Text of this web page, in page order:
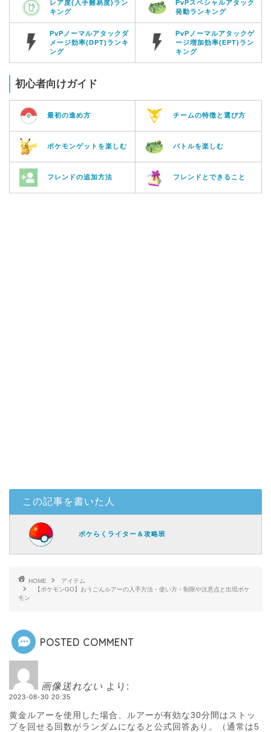
レア度(入手難易度)ラン
キング
PvPスペシャルアタック
発動ランキング
PvPノーマルアタックダ
メージ効率(DPT)ランキ
ング
PvPノーマルアタックゲ
ージ増加効率(EPT)ラン
キング
初心者向けガイド
最初の進め方 チームの特徴と選び方
ポケモンゲットを楽しむ バトルを楽しむ
フレンドの追加方法 フレンドとできること
この記事を書いた人
ポケらくライター＆攻略班
HOME
アイテム
【ポケモンGO】おうごんルアーの入手方法・使い方・制限や注意点と出現ポケ
モン
POSTED COMMENT
画像送れない より:
2023-08-30 20:35
黄金ルアーを使用した場合、ルアーが有効な30分間はストッ
プを回せる回数がランダムになると公式回答あり。（通常は5